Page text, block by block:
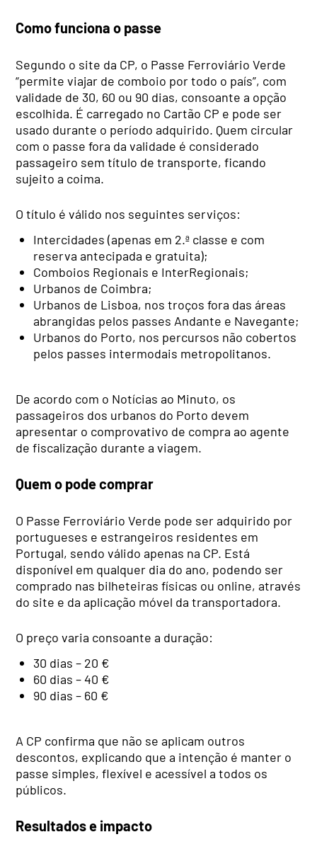
Como funciona o passe
Segundo o site da CP, o Passe Ferroviário Verde
“permite viajar de comboio por todo o país”, com
validade de 30, 60 ou 90 dias, consoante a opção
escolhida. É carregado no Cartão CP e pode ser
usado durante o período adquirido. Quem circular
com o passe fora da validade é considerado
passageiro sem título de transporte, ficando
sujeito a coima.
O título é válido nos seguintes serviços:
Intercidades (apenas em 2.ª classe e com
reserva antecipada e gratuita);
Comboios Regionais e InterRegionais;
Urbanos de Coimbra;
Urbanos de Lisboa, nos troços fora das áreas
abrangidas pelos passes Andante e Navegante;
Urbanos do Porto, nos percursos não cobertos
pelos passes intermodais metropolitanos.
De acordo com o Notícias ao Minuto, os
passageiros dos urbanos do Porto devem
apresentar o comprovativo de compra ao agente
de fiscalização durante a viagem.
Quem o pode comprar
O Passe Ferroviário Verde pode ser adquirido por
portugueses e estrangeiros residentes em
Portugal, sendo válido apenas na CP. Está
disponível em qualquer dia do ano, podendo ser
comprado nas bilheteiras físicas ou online, através
do site e da aplicação móvel da transportadora.
O preço varia consoante a duração:
30 dias – 20 €
60 dias – 40 €
90 dias – 60 €
A CP confirma que não se aplicam outros
descontos, explicando que a intenção é manter o
passe simples, flexível e acessível a todos os
públicos.
Resultados e impacto